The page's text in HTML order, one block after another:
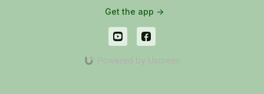
Get the app ->
Powered by Uscreen